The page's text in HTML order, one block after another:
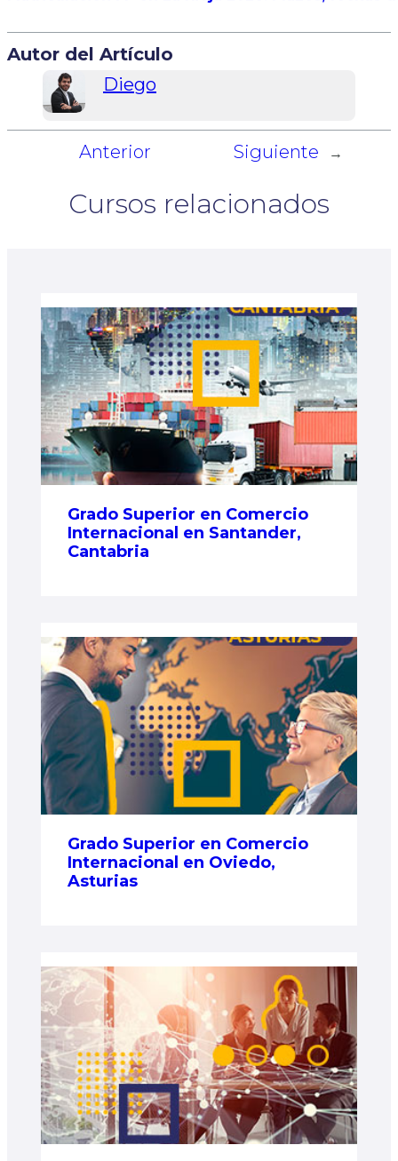
Autor del Artículo
Diego
Anterior Siguiente →
Cursos relacionados
Grado Superior en Comercio
Internacional en Santander,
Cantabria
Grado Superior en Comercio
Internacional en Oviedo,
Asturias